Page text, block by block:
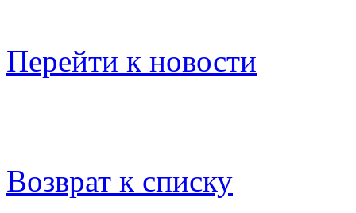
Перейти к новости
Возврат к списку